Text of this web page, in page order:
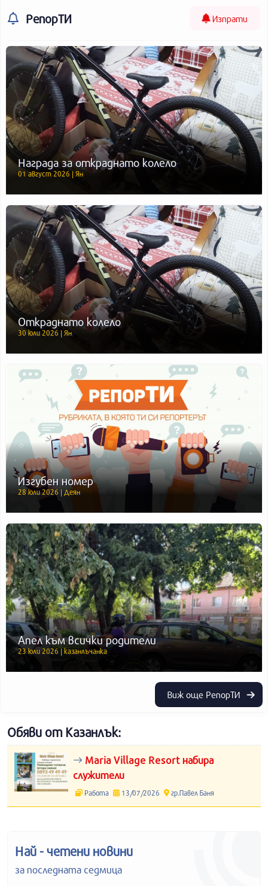
РепорТИ Изпрати
Награда за откраднато колело
01 август 2026 | Ян
Откраднато колело
30 юли 2026 | Ян
Изгубен номер
28 юли 2026 | Деян
Апел към всички родители
23 юли 2026 | казанлъчанка
Виж още РепорТИ
Обяви от Казанлък:
Maria Village Resort набира
служители
Работа 13/07/2026 гр.Павел Баня
Най - четени новини
за последната седмица